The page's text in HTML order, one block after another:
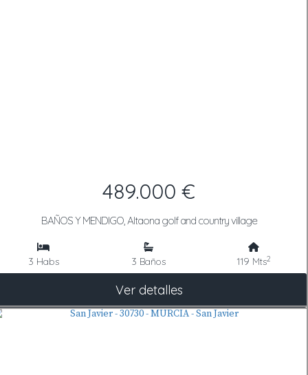
489.000 €
BAÑOS Y MENDIGO, Altaona golf and country village
3 Habs 3 Baños 119 Mts2
Ver detalles